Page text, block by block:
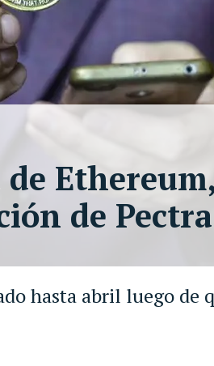
hasta abril luego de
de Pectra